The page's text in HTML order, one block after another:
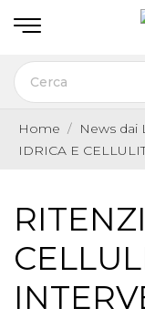
Home News dai
IDRICA E